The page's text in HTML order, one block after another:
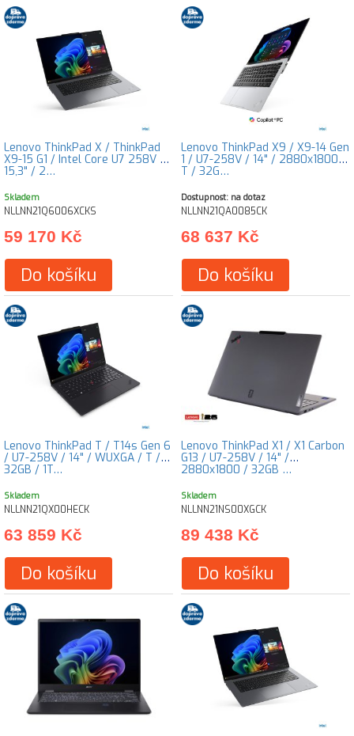
Lenovo ThinkPad X / ThinkPad
X9-15 G1 / Intel Core U7 258V /
15,3" / 2…
Skladem
NLLNN21Q6006XCKS
59 170 Kč
Do košíku
Lenovo ThinkPad X9 / X9-14 Gen
1 / U7-258V / 14" / 2880x1800 /
T / 32G…
Dostupnost: na dotaz
NLLNN21QA0085CK
68 637 Kč
Do košíku
Lenovo ThinkPad T / T14s Gen 6
/ U7-258V / 14" / WUXGA / T /
32GB / 1T…
Skladem
NLLNN21QX00HECK
63 859 Kč
Do košíku
Lenovo ThinkPad X1 / X1 Carbon
G13 / U7-258V / 14" /
2880x1800 / 32GB …
Skladem
NLLNN21NS00XGCK
89 438 Kč
Do košíku